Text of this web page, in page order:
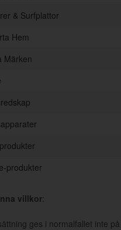
& Surfplattor
Hem
Märken
produkter
villkor:
ges i normalfallet inte